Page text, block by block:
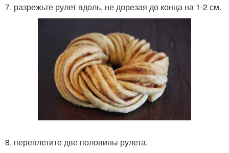
7. разрежьте рулет вдоль, не дорезая до конца на 1-2 см.
8. переплетите две половины рулета.